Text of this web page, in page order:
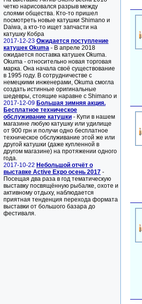
четко нарисовался разрыв между
слоями общества. Кто-то пришел
посмотреть новые катушки Shimano и
Daiwa, а кто-то ищет запчасти на
катушку Кобра
2017-12-23 Ожидается поступление
катушек Okuma - В апреле 2018
ожидается поставка катушек Okuma.
Okuma - относительно новая торговая
марка. Она начала своё существование
в 1995 году. В сотрудничестве с
немецкими инженерами, Okuma смогла
создать истинные оригинальные
шедевры, стоящие наравне с Shimano и
2017-12-09 Большая зимняя акция.
Бесплатное техническое
обслуживание катушки - Купи в нашем
магазине любую катушку или удилище
от 900 грн и получи одно бесплатное
техническое обслуживание этой же или
другой катушки (даже купленной в
другом магазине) на протяжении одного
года.
2017-10-22 Небольшой отчёт о
выставке Active Expo осень 2017 -
Посещая два раза в год тематическую
выставку посвящённую рыбалке, охоте и
активному отдыху, наблюдается
приятная тенденция перехода формата
выставки от большого базара до
фестиваля.